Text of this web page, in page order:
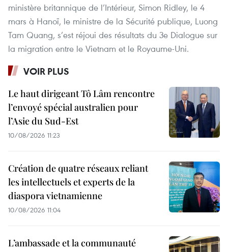
ministère britannique de l’Intérieur, Simon Ridley, le 4
mars à Hanoï, le ministre de la Sécurité publique, Luong
Tam Quang, s’est réjoui des résultats du 3e Dialogue sur
la migration entre le Vietnam et le Royaume-Uni.
VOIR PLUS
Le haut dirigeant Tô Lâm rencontre
l’envoyé spécial australien pour
l’Asie du Sud-Est
10/08/2026 11:23
Création de quatre réseaux reliant
les intellectuels et experts de la
diaspora vietnamienne
10/08/2026 11:04
L’ambassade et la communauté